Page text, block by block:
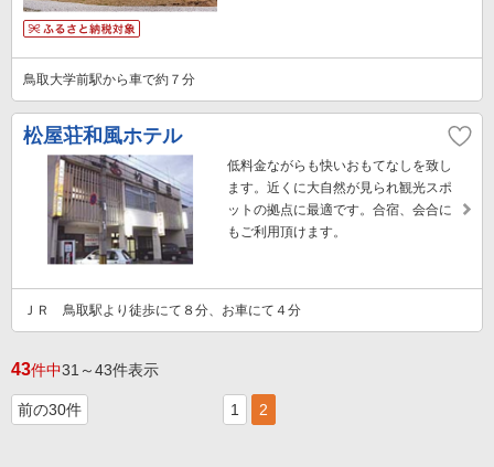
鳥取大学前駅から車で約７分
松屋荘和風ホテル
低料金ながらも快いおもてなしを致し
ます。近くに大自然が見られ観光スポ
ットの拠点に最適です。合宿、会合に
もご利用頂けます。
ＪＲ 鳥取駅より徒歩にて８分、お車にて４分
43件中31～43件表示
前の30件 1 2